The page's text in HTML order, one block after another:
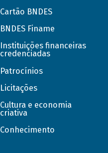
Cartão BNDES
BNDES Finame
Instituições financeiras
credenciadas
Patrocínios
Licitações
Cultura e economia
criativa
Conhecimento